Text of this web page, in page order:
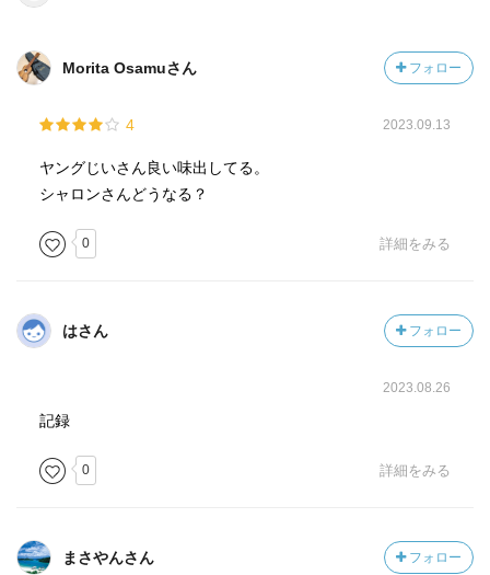
Morita Osamuさん フォロー
4 2023.09.13
ヤングじいさん良い味出してる。
シャロンさんどうなる？
0 詳細をみる
はさん フォロー
2023.08.26
記録
0 詳細をみる
まさやんさん フォロー